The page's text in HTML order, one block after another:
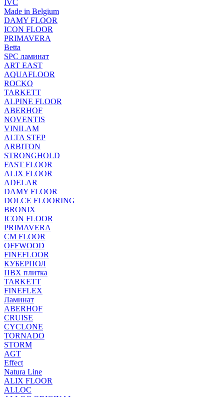
IVC
Made in Belgium
DAMY FLOOR
ICON FLOOR
PRIMAVERA
Betta
SPC ламинат
ART EAST
AQUAFLOOR
ROCKO
TARKETT
ALPINE FLOOR
ABERHOF
NOVENTIS
VINILAM
ALTA STEP
ARBITON
STRONGHOLD
FAST FLOOR
ALIX FLOOR
ADELAR
DAMY FLOOR
DOLCE FLOORING
BRONIX
ICON FLOOR
PRIMAVERA
CM FLOOR
OFFWOOD
FINEFLOOR
КУБЕРПОЛ
ПВХ плитка
TARKETT
FINEFLEX
Ламинат
ABERHOF
CRUISE
CYCLONE
TORNADO
STORM
AGT
Effect
Natura Line
ALIX FLOOR
ALLOC